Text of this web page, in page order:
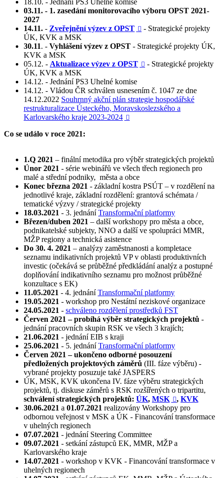
03.11. - 1. zasedání monitorovacího výboru OPST 2021-
2027
14.11. - Zveřejnění výzev z OPST  - Strategické projekty
ÚK, KVK a MSK
30.11. - Vyhlášení výzev z OPST - Strategické projekty ÚK,
KVK a MSK
05.12. - Aktualizace výzev z OPST  - Strategické projekty
ÚK, KVK a MSK
14.12. - Jednání PS3 Uhelné komise
14.12. - Vládou ČR schválen usnesením č. 1047 ze dne
14.12.2022 Souhrnný akční plán strategie hospodářské
restrukturalizace Ústeckého, Moravskoslezského a
Karlovarského kraje 2023-2024 
Co se událo v roce 2021:
1.Q 2021 – finální metodika pro výběr strategických projektů
Únor 2021 - série webinářů ve všech třech regionech pro
malé a střední podniky, města a obce
Konec března 2021 - základní kostra PSÚT – v rozdělení na
jednotlivé kraje, základní rozdělení: grantová schémata /
tematické výzvy / strategické projekty
18.03.2021 - 3. jednáníTransformační platformy
Březen/duben 2021 – další workshopy pro města a obce,
podnikatelské subjekty, NNO a další ve spolupráci MMR,
MŽP regiony a technická asistence
Do 30. 4. 2021 – analýzy zaměstnanosti a kompletace
seznamu indikativních projektů VP v oblasti produktivních
investic (očekává se průběžné předkládání analýz a postupné
doplňování indikativního seznamu pro možnost průběžné
konzultace s EK)
11.05.2021 - 4. jednáníTransformační platformy
19.05.2021 - workshop pro Nestátní neziskové organizace
24.05.2021 - schváleno rozdělení prostředků FST
Červen 2021 – probíhá výběr strategických projektů -
jednání pracovních skupin RSK ve všech 3 krajích;
21.06.2021 - jednání EIB s kraji
25.06.2021 - 5. jednáníTransformační platformy
Červen 2021 – ukončeno odborné posouzení
předložených projektových záměrů (III. fáze výběru) -
vybrané projekty posuzuje také JASPERS
ÚK, MSK, KVK ukončena IV. fáze výběru strategických
projektů, tj. diskuse záměrů s RSK rozšířených o tripartitu,
schválení strategických projektů: ÚK, MSK , KVK
30.06.2021 a 01.07.2021 realizovány Workshopy pro
odbornou veřejnost v MSK a ÚK - Financování transformace
v uhelných regionech
07.07.2021 - jednání Steering Committee
09.07.2021 - setkání zástupců EK, MMR, MŽP a
Karlovarského kraje
14.07.2021 - workshop v KVK - Financování transformace v
uhelných regionech